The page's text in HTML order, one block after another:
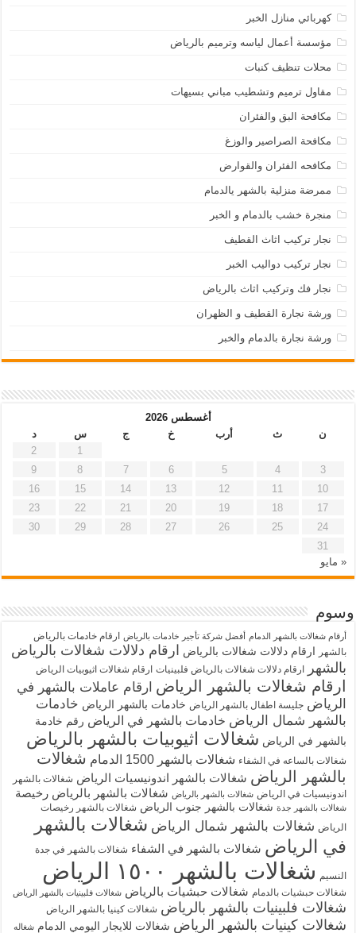
كهربائي منازل الخبر
مؤسسة أعمال لياسه وترميم بالرياض
محلات تنظيف كنبات
مقاول ترميم وتشطيب مباني بسيهات
مكافحة البق والفئران
مكافحة الصراصير والوزغ
مكافحه الفئران والقوارض
ممرضة منزلية بالشهر يالدمام
منجرة خشب بالدمام و الخبر
نجار تركيب اثاث القطيف
نجار تركيب دواليب الخبر
نجار فك وتركيب اثاث بالرياض
ورشة نجارة القطيف و الظهران
ورشة نجارة بالدمام والخبر
أغسطس 2026
ن
ث أرب خ ج س
د
1
2
3
4
5
6
7
8
9
10
11
12
13
14
15
16
17
18
19
20
21
22
23
24
25
26
27
28
29
30
31
« مايو
وسوم
أرقام شغالات بالشهر الدمام أفضل شركة تأجير خادمات بالرياض
ارقام خادمات بالرياض
بالشهر
ارقام دلالات شغالات بالرياض ارقام دلالات شغالات بالرياض
بالشهر
ارقام دلالات شغالات بالرياض فلبينيات ارقام شغالات اثيوبيات الرياض
ارقام شغالات بالشهر الرياض ارقام عاملات بالشهر في
الرياض جليسة اطفال بالشهر الرياض خادمات بالشهر الرياض خادمات
بالشهر شمال الرياض خادمات بالشهر في الرياض رقم خادمة
بالشهر في الرياض شغالات اثيوبيات بالشهر بالرياض
شغالات بالساعه في الشفاء شغالات بالشهر 1500 الدمام
شغالات
بالشهر الرياض شغالات بالشهر اندونيسيات الرياض شغالات بالشهر
اندونيسيات في الرياض شغالات بالشهر بالرياض شغالات بالشهر بالرياض رخيصة
شغالات بالشهر جدة شغالات بالشهر جنوب الرياض شغالات بالشهر رخيصات
الرياض شغالات بالشهر شمال الرياض شغالات بالشهر
في الرياض شغالات بالشهر في الشفاء شغالات بالشهر في جدة
النسيم شغالات بالشهر ١٥٠٠ الرياض
شغالات حبشيات بالدمام شغالات حبشيات بالرياض شغالات فلبينيات بالشهر الرياض
شغالات فلبينيات بالشهر بالرياض شغالات كينيا بالشهر الرياض
شغالات كينيات بالشهر الرياض شغالات للايجار اليومي الدمام شغاله